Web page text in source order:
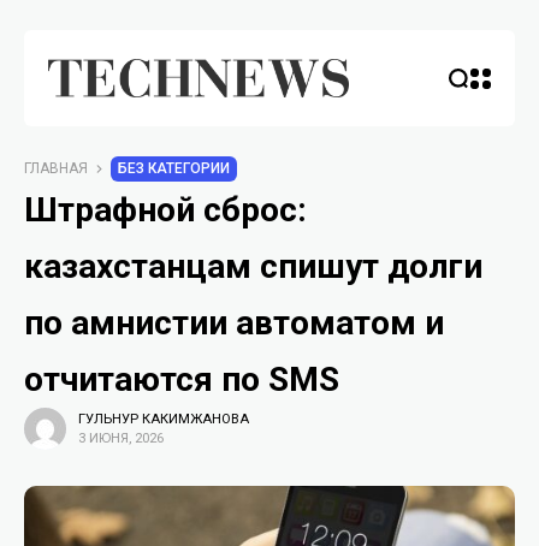
ГЛАВНАЯ БЕЗ КАТЕГОРИИ
Штрафной сброс:
казахстанцам спишут долги
по амнистии автоматом и
отчитаются по SMS
ГУЛЬНУР КАКИМЖАНОВА
3 ИЮНЯ, 2026